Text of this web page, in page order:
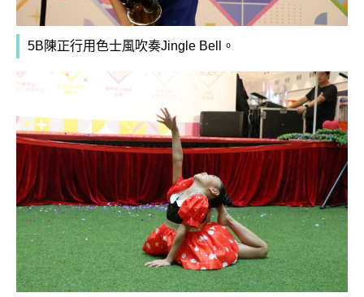
5B陳正行用色士風吹奏Jingle Bell。